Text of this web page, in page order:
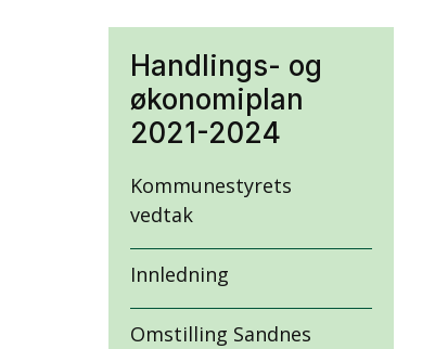
Handlings- og
økonomiplan
2021-2024
Kommunestyrets
vedtak
Innledning
Omstilling Sandnes